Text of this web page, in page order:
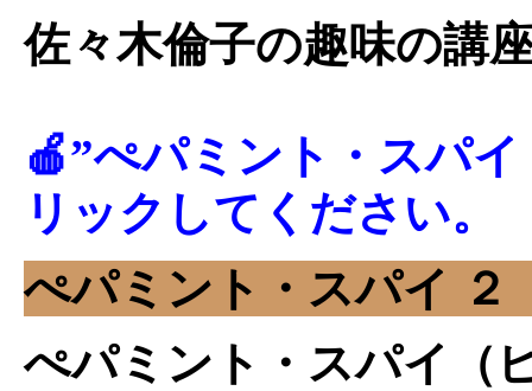
佐々木倫子の趣味の講
🍎”ぺパミント・スパ
リックしてください。
ぺパミント・スパイ ２
ぺパミント・スパイ（